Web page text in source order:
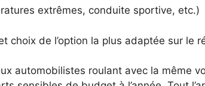
extrêmes, conduite sportive, etc.)
choix de l’option la plus adaptée sur le
automobilistes roulant avec la même